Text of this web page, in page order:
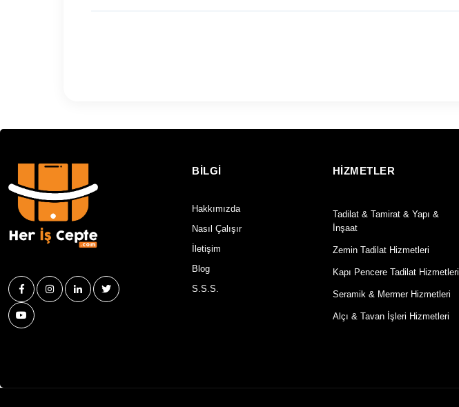
BİLGİ
Hakkımızda
Nasıl Çalışır
İletişim
Blog
S.S.S.
HİZMETLER
Tadilat & Tamirat & Yapı &
İnşaat
Zemin Tadilat Hizmetleri
Kapı Pencere Tadilat Hizmetleri
Seramik & Mermer Hizmetleri
Alçı & Tavan İşleri Hizmetleri